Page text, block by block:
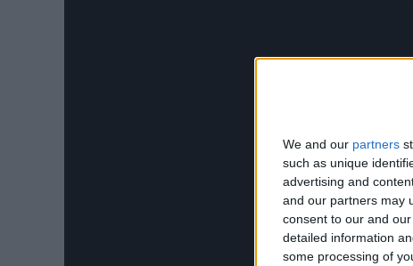
We and our partners
such as unique
advertising and
and our partners may
consent to our and
detailed information
some processing of